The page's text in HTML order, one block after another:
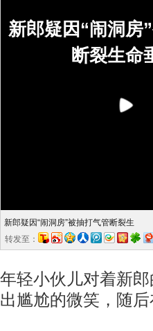
新郎疑因“闹洞房
断裂生命
新郎疑因“闹洞房”被抽打气管断裂生
转发至：
年轻小伙儿对着新
出尴尬的微笑，随